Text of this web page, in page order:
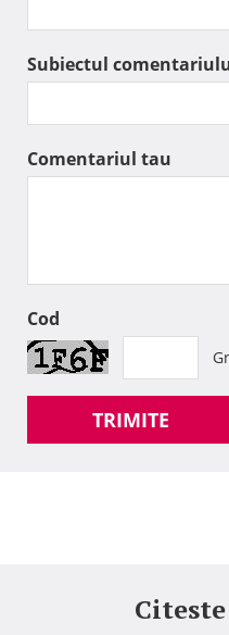
Subiectul
Comentariul tau
Cod
TRIMITE